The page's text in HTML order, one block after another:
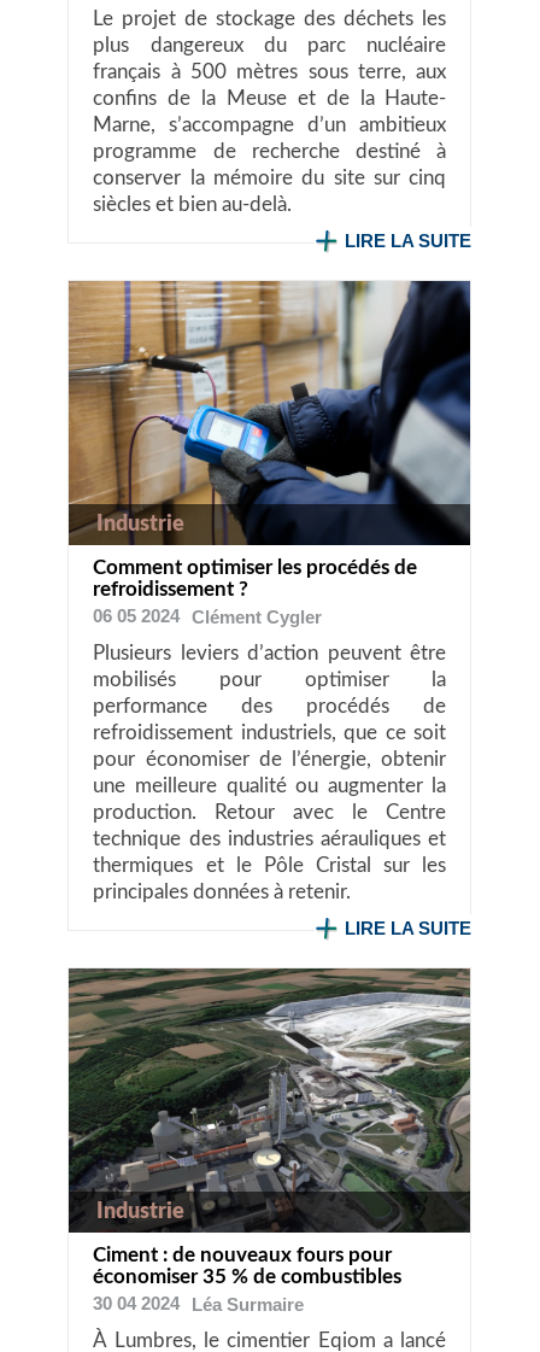
Le projet de stockage des déchets les
plus dangereux du parc nucléaire
français à 500 mètres sous terre, aux
confins de la Meuse et de la Haute-
Marne, s’accompagne d’un ambitieux
programme de recherche destiné à
conserver la mémoire du site sur cinq
siècles et bien au-delà.
LIRE LA SUITE
Industrie
Comment optimiser les procédés de
refroidissement ?
06 05 2024 ClémentCygler
Plusieurs leviers d’action peuvent être
mobilisés pour optimiser la
performance des procédés de
refroidissement industriels, que ce soit
pour économiser de l’énergie, obtenir
une meilleure qualité ou augmenter la
production. Retour avec le Centre
technique des industries aérauliques et
thermiques et le Pôle Cristal sur les
principales données à retenir.
LIRE LA SUITE
Industrie
Ciment : de nouveaux fours pour
économiser 35 % de combustibles
30 04 2024
LéaSurmaire
À Lumbres, le cimentier Eqiom a lancé